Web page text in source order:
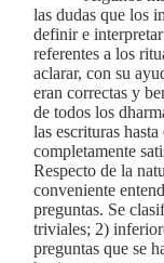
las dudas que los
definir e
referentes a los
aclarar, con su
eran correctas y
de todos los
las escrituras
completamente
Respecto de la
conveniente
preguntas. Se
triviales; 2)
preguntas que se